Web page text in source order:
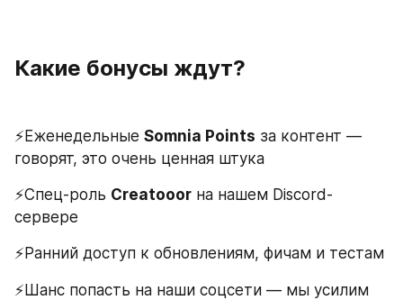
Какие бонусы ждут?
⚡️Еженедельные Somnia Points за контент —
говорят, это очень ценная штука
⚡️Спец-роль Creatooor на нашем Discord-
сервере
⚡️Ранний доступ к обновлениям, фичам и тестам
⚡️Шанс попасть на наши соцсети — мы усилим